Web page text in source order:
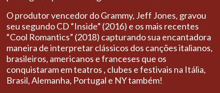
O produtor vencedor do Grammy, Jeff Jones, gravou
seu segundo CD “Inside” (2016) e os mais recentes
“Cool Romantics” (2018) capturando sua encantadora
maneira de interpretar clássicos dos canções italianos,
brasileiros, americanos e franceses que os
conquistaram em teatros , clubes e festivais na Itália,
Brasil, Alemanha, Portugal e NY também!